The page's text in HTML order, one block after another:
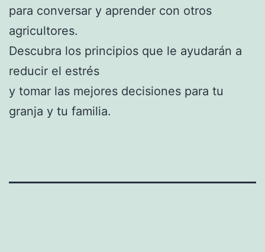
para conversar y aprender con otros
agricultores.
Descubra los principios que le ayudarán a
reducir el estrés
y tomar las mejores decisiones para tu
granja y tu familia.